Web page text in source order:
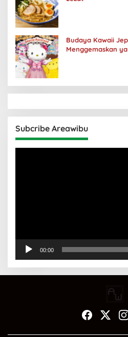
Budaya Kawaii
Menggemaskan
Subcribe Areawibu
00:00